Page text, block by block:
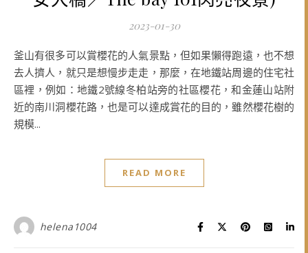
2023-01-30
釜山有很多可以賞櫻花的人氣景點，但如果懶得跑遠，也不想
去人擠人，就只是想慢步走走，那麼，在地鐵站周邊的住宅社
區裡，例如：地鐵2號線冬柏站旁的社區櫻花，和金蓮山站附
近的南川洞櫻花路，也是可以達成賞花的目的，雖然櫻花樹的
規模...
READ MORE
helena1004